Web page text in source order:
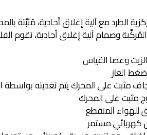
الطرد مع آلية إغلاق أحادية،
وصمام آلية إغلاق أحادية، تقوم
وعصا القياس
الغاز
مثبت على المحرك يتم تغذيته بواسطة
مثبت على المحرك
المتقطع
مستمر